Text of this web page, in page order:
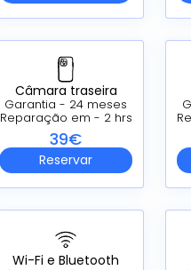
Câmara traseira
Garantia - 24 meses
Reparação em - 2 hrs
39€
Reservar
Wi-Fi e Bluetooth